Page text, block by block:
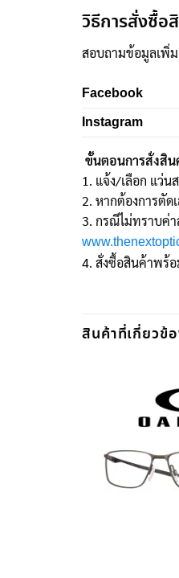
วิธีการสั่งซื้อ
สอบถามข้อมูลเพิ่
Facebook
Instagram
ขั้นตอนการสั่งสิน
1. แจ้ง/เลือก แว่
2. หากต้องการตั
3. กรณีไม่ทราบค่
4. สั่งซื้อสินค้าพร้อ
สินค้าที่เกี่ยวข้